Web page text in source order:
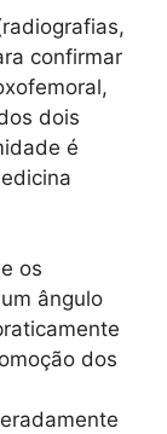
confirmar
dois
é
os
ângulo
dos